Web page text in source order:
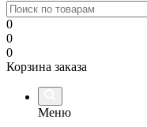
0
0
0
Корзина заказа
Меню